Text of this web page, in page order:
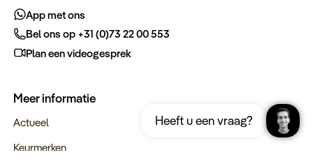
Jordanië
Download nu
Heeft u een vraag?
App met ons
Bel ons op +31 (0)73 22 00 553
Plan een videogesprek
Meer informatie
Actueel
Keurmerken